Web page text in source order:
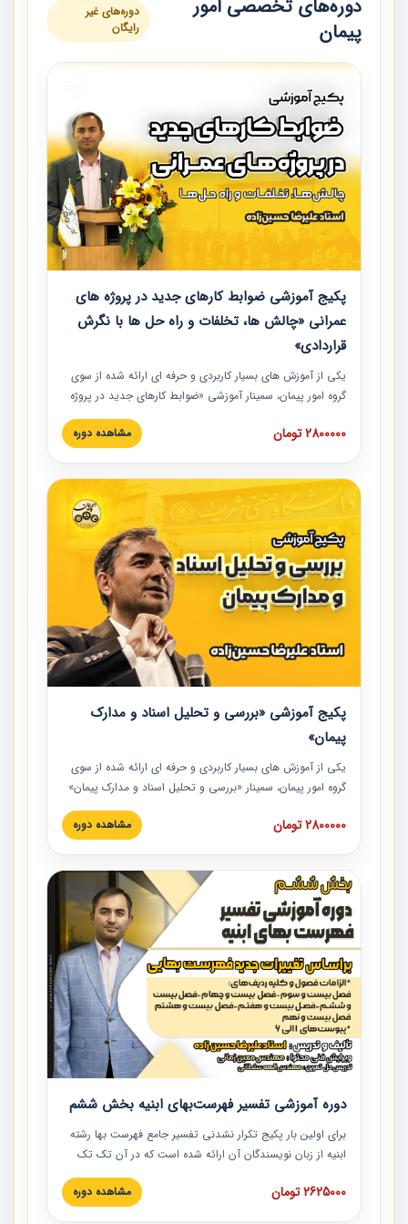
دوره‌های تخصصی امور
پیمان
دوره‌های غیر
رایگان
پکیج آموزشی ضوابط کارهای جدید در پروژه های
عمرانی «چالش ها، تخلفات و راه حل ها با نگرش
قراردادی»
یکی از آموزش‏‏‏‏‏‏ های بسیار کاربردی و حرفه‏ ای ارائه شده از سوی
گروه امور پیمان، سمینار آموزشی «ضوابط کارهای جدید در پروژه
های عمرانی» چالش ها، تخلفات و راه حل ها با نگرش قراردادی
است که در محل سندیکای شرکت های ساختمانی کشور ارائه شد.
مدارک پیمان به همراه تجربیات عملی ارائه شده است.
2800000 تومان مشاهده دوره
پکیج آموزشی «بررسی و تحلیل اسناد و مدارک
پیمان»
یکی از آموزش‏‏‏‏‏‏ های بسیار کاربردی و حرفه‏ ای ارائه شده از سوی
گروه امور پیمان، سمینار «بررسی و تحلیل اسناد و مدارک پیمان»
است که در دانشگاه صنعتی شریف ارائه شد. در این آموزش
نکات کلیدی مربوط به اسناد و مدارک پیمان، اولویت بندی اسناد
پیمان به همراه تجربیات عملی در این خصوص ارائه شده است.
2800000 تومان مشاهده دوره
دوره آموزشی تفسیر فهرست‌بهای ابنیه بخش ششم
برای اولین بار پکیج تکرار نشدنی تفسیر جامع فهرست بها رشته
ابنیه از زبان نویسندگان آن ارائه شده است که در آن تک تک
ردیف ها و مطالب فهرست بها تفسیر و ارائه شده است. این
دوره به صورت کامل تصویری بوده و به همراه تصاویر عملیات
2625000 تومان مشاهده دوره